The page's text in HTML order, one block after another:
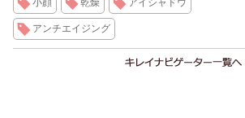
小顔 乾燥 アイシャドウ
アンチエイジング